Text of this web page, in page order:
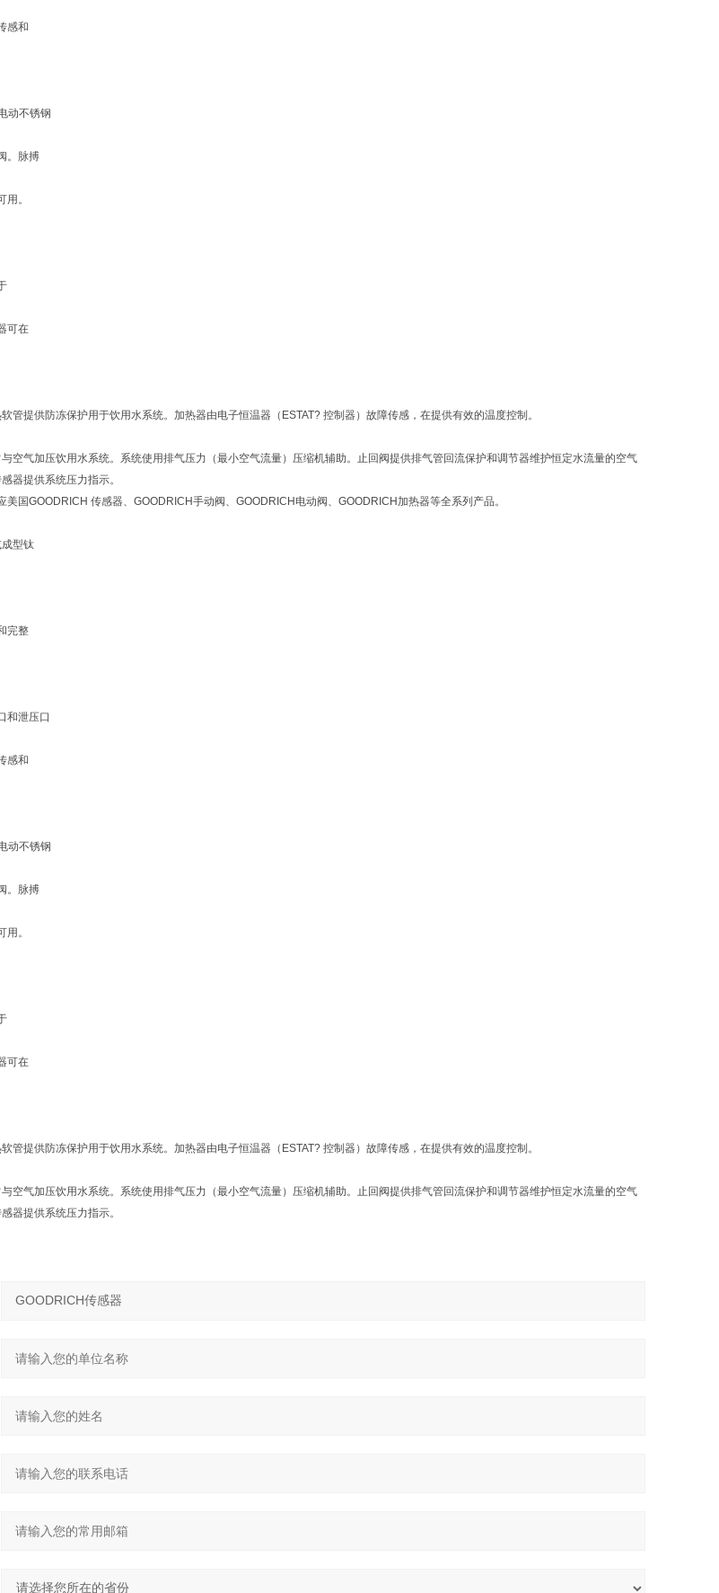
感和
动不锈钢
。脉搏
。
可在
管提供防冻保护用于饮用水系统。加热器由电子恒温器（ESTAT? 控制器）故障传感，在提供有效的温度控制。
空气加压饮用水系统。系统使用排气压力（最小空气流量）压缩机辅助。止回阀提供排气管回流保护和调节器维护恒定水流量的空气
器提供系统压力指示。
美国GOODRICH 传感器、GOODRICH手动阀、GOODRICH电动阀、GOODRICH加热器等全系列产品。
型钛
完整
和泄压口
感和
动不锈钢
。脉搏
。
可在
管提供防冻保护用于饮用水系统。加热器由电子恒温器（ESTAT? 控制器）故障传感，在提供有效的温度控制。
空气加压饮用水系统。系统使用排气压力（最小空气流量）压缩机辅助。止回阀提供排气管回流保护和调节器维护恒定水流量的空气
器提供系统压力指示。